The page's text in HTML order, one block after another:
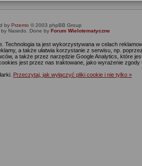
by Przemo © 2003 phpBB Group
Nasedo. Done by Forum Wielotematyczne
ta jest wykorzystywana w celach
a także ułatwia korzystanie z serwisu, np.
a także przez narzędzie Google Analytics, które
jest przez nas traktowane, jako wyrażenie
Przeczytaj, jak wyłączyć pliki cookie i nie tylko »